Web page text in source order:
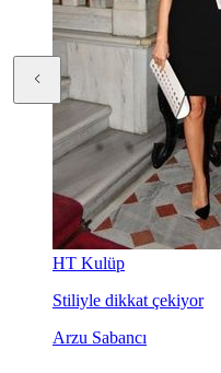
HT Kulüp
Stiliyle dikkat çekiyor
Arzu Sabancı